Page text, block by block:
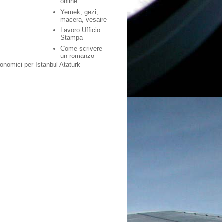
Yemek, gezi,
macera, vesaire
Lavoro Ufficio
Stampa
Come scrivere
un romanzo
per Istanbul Ataturk